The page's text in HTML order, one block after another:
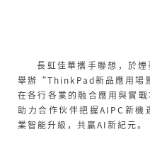
長虹佳華攜手聯想，於
舉辦“ThinkPad新品應用場
在各行各業的融合應用與實
助力合作伙伴把握AIPC新機
業智能升級，共贏AI新紀元。